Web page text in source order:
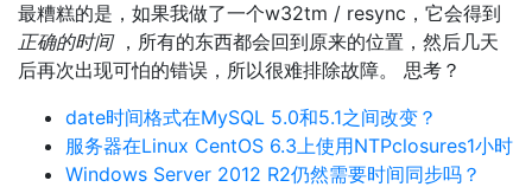
最糟糕的是，如果我做了一个w32tm / resync，它会得到
正确的时间，所有的东西都会回到原来的位置，然后几天
后再次出现可怕的错误，所以很难排除故障。 思考？
date时间格式在MySQL 5.0和5.1之间改变？
服务器在Linux CentOS 6.3上使用NTPclosures1小时
Windows Server 2012 R2仍然需要时间同步吗？